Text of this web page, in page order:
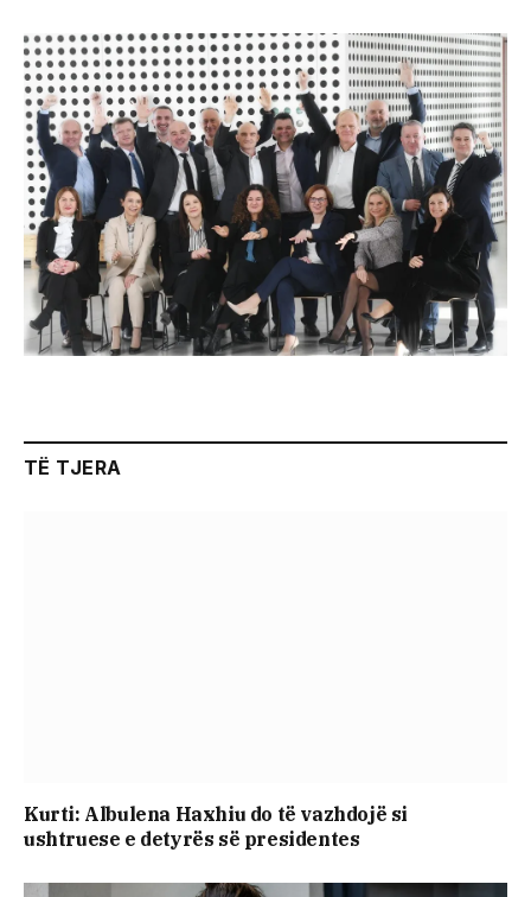
TË TJERA
Kurti: Albulena Haxhiu do të vazhdojë si
ushtruese e detyrës së presidentes